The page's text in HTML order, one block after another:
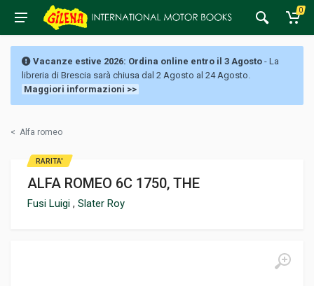
0
Vacanze estive 2026: Ordina online entro il 3 Agosto - La
libreria di Brescia sarà chiusa dal 2 Agosto al 24 Agosto.
Maggiori informazioni >>
< Alfa romeo
ALFA ROMEO 6C 1750, THE
Fusi Luigi , Slater Roy
RARITA'